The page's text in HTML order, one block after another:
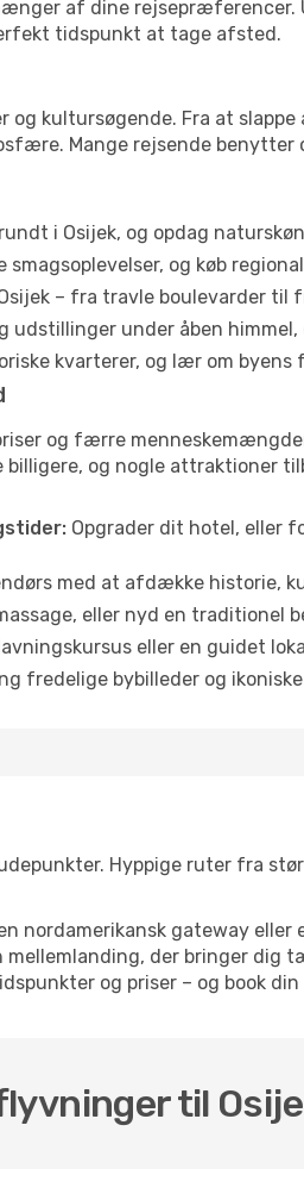
af dine rejsepræferencer.
tidspunkt at tage afsted.
kultursøgende. Fra at
Mange rejsende
i Osijek, og opdag
smagsoplevelser, og køb
– fra travle boulevarder til
udstillinger under åben
kvarterer, og lær om
og færre
og nogle attraktioner
Opgrader dit hotel, eller
med at afdække historie,
eller nyd en traditionel
eller en guidet
fredelige bybilleder og
Hyppige ruter fra
nordamerikansk gateway
der bringer dig
og priser – og book
til